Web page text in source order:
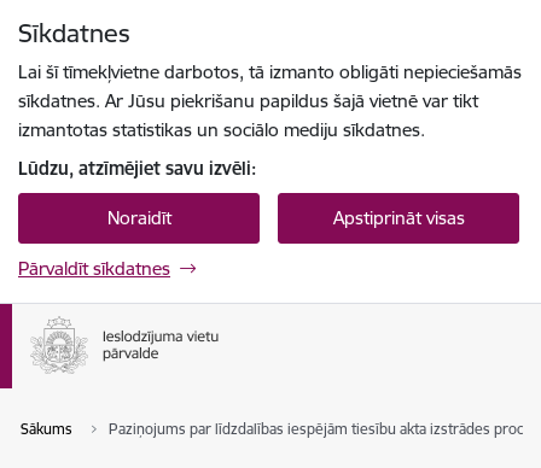
Sīkdatnes
Lai šī tīmekļvietne darbotos, tā izmanto obligāti nepieciešamās
sīkdatnes. Ar Jūsu piekrišanu papildus šajā vietnē var tikt
izmantotas statistikas un sociālo mediju sīkdatnes.
Lūdzu, atzīmējiet savu izvēli:
Noraidīt Apstiprināt visas
Pārvaldīt sīkdatnes
Sākums Paziņojums par līdzdalības iespējām tiesību akta izstrādes